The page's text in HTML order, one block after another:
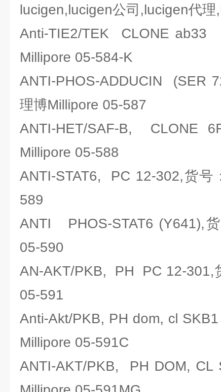
lucigen,lucigen公司,lucigen代
Anti-TIE2/TEK CLONE
Millipore 05-584-K
ANTI-PHOS-ADDUCIN (SER
理博Millipore 05-587
ANTI-HET/SAF-B, CLONE
Millipore 05-588
ANTI-STAT6, PC 12-302,货号
589
ANTI PHOS-STAT6 (Y641),
05-590
AN-AKT/PKB, PH PC 12-301,
05-591
Anti-Akt/PKB, PH dom, cl
Millipore 05-591C
ANTI-AKT/PKB, PH DOM,